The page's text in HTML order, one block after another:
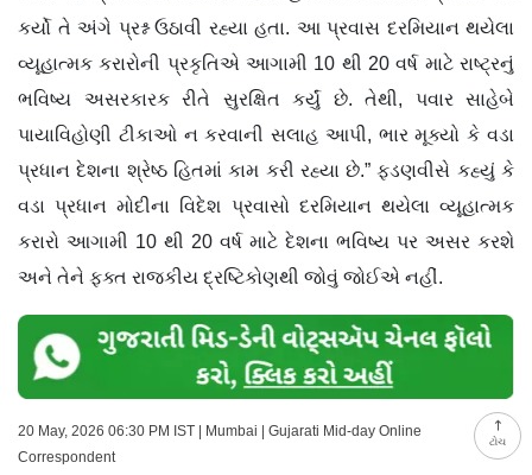
ટોચ
કર્યો તે અંગે પ્રશ્ન ઉઠાવી રહ્યા હતા. આ પ્રવાસ દરમિયાન થયેલા
વ્યૂહાત્મક કરારોની પ્રકૃતિએ આગામી 10 થી 20 વર્ષ માટે રાષ્ટ્રનું
ભવિષ્ય અસરકારક રીતે સુરક્ષિત કર્યું છે. તેથી, પવાર સાહેબે
પાયાવિહોણી ટીકાઓ ન કરવાની સલાહ આપી, ભાર મૂક્યો કે વડા
પ્રધાન દેશના શ્રેષ્ઠ હિતમાં કામ કરી રહ્યા છે.” ફડણવીસે કહ્યું કે
વડા પ્રધાન મોદીના વિદેશ પ્રવાસો દરમિયાન થયેલા વ્યૂહાત્મક
કરારો આગામી 10 થી 20 વર્ષ માટે દેશના ભવિષ્ય પર અસર કરશે
અને તેને ફક્ત રાજકીય દ્રષ્ટિકોણથી જોવું જોઈએ નહીં.
20 May, 2026 06:30 PM IST | Mumbai | Gujarati Mid-day Online
Correspondent